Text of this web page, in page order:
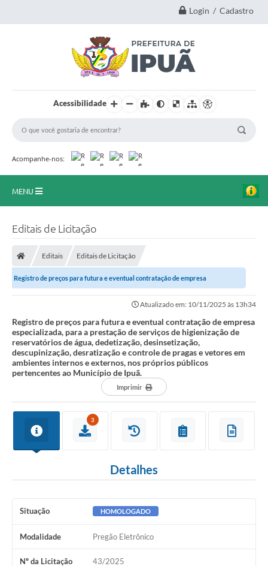
Login / Cadastro
Acessibilidade
Acompanhe-nos:
MENU
Imprensa Oficial
Outras Opções
Ouvidoria
Obras
Galeria de Vídeos
Diário Oficial
Projetos
Contas Públicas
Legislação
Editais de Licitação
Editais Editais de Licitação
Registro de preços para futura e eventual contratação de empresa
Atualizado em: 10/11/2025 às 13h34
Registro de preços para futura e eventual contratação de empresa
especializada, para a prestação de serviços de higienização de
reservatórios de água, dedetização, desinsetização,
descupinização, desratização e controle de pragas e vetores em
ambientes internos e externos, nos próprios públicos
pertencentes ao Município de Ipuã.
Imprimir
3
Detalhes
Situação HOMOLOGADO
Modalidade Pregão Eletrônico
Nº da Licitação 43/2025